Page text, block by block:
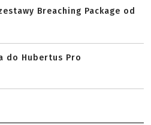
Breaching Package od
do Hubertus Pro